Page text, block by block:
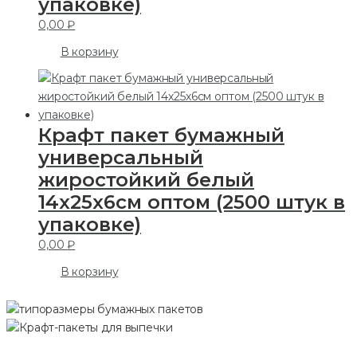
0,00₽
В корзину
Крафт пакет бумажный
универсальный
жиростойкий белый
14х25х6см оптом (2500 штук в
упаковке)
0,00₽
В корзину